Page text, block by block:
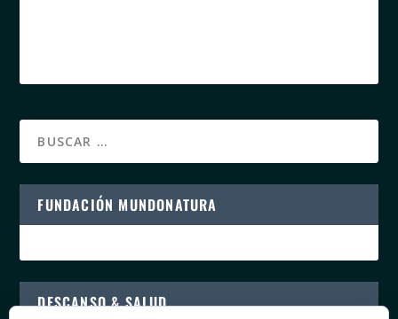
FUNDACIÓN MUNDONATURA
DESCANSO & SALUD